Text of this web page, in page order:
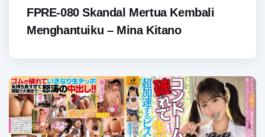
FPRE-080 Skandal Mertua Kembali
Menghantuiku – Mina Kitano